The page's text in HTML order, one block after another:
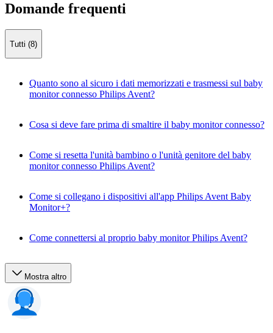
Domande frequenti
Tutti (8)
Quanto sono al sicuro i dati memorizzati e trasmessi sul baby
monitor connesso Philips Avent?
Cosa si deve fare prima di smaltire il baby monitor connesso?
Come si resetta l'unità bambino o l'unità genitore del baby
monitor connesso Philips Avent?
Come si collegano i dispositivi all'app Philips Avent Baby
Monitor+?
Come connettersi al proprio baby monitor Philips Avent?
Mostra altro